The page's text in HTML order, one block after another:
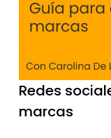
Redes
marcas